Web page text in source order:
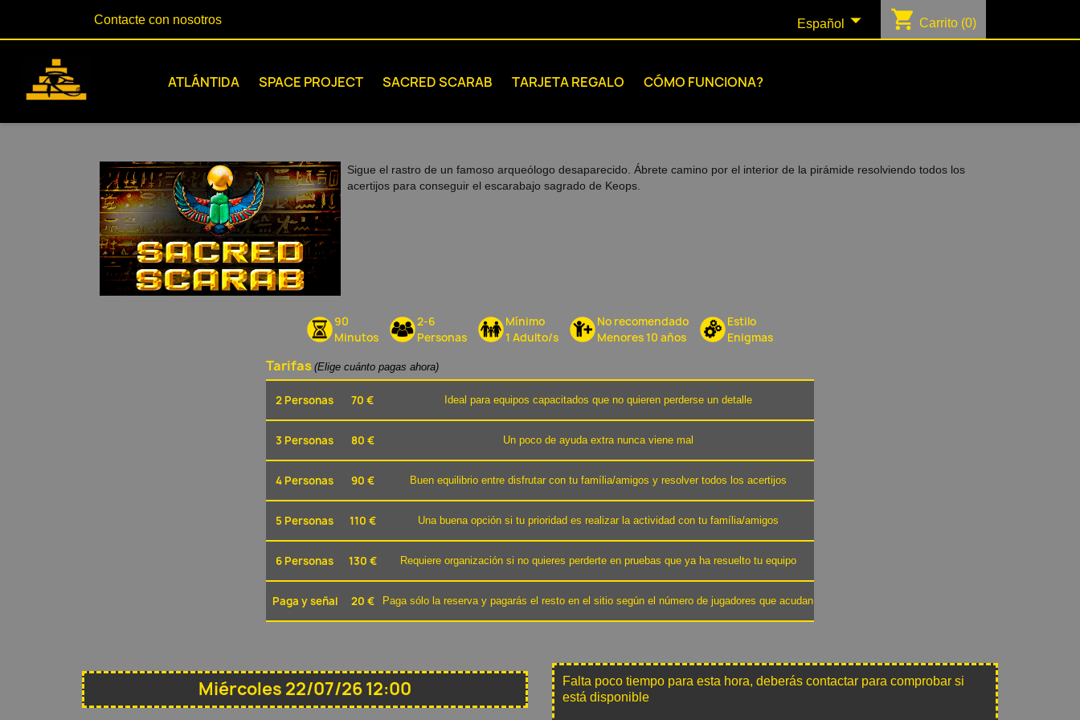
Contacte con nosotros Español shopping_cart Carrito (0)
ATLÁNTIDA SPACE PROJECT SACRED SCARAB TARJETA REGALO CÓMO FUNCIONA?
Sigue el rastro de un famoso arqueólogo desaparecido. Ábrete camino por el interior de la pirámide resolviendo todos los
acertijos para conseguir el escarabajo sagrado de Keops.
90
Minutos
2-6
Personas
Mínimo
1 Adulto/s
No recomendado
Menores 10 años
Estilo
Enigmas
Tarifas (Elige cuánto pagas ahora)
2 Personas 70 € Ideal para equipos capacitados que no quieren perderse un detalle
3 Personas 80 € Un poco de ayuda extra nunca viene mal
4 Personas 90 € Buen equilibrio entre disfrutar con tu família/amigos y resolver todos los acertijos
5 Personas 110 € Una buena opción si tu prioridad es realizar la actividad con tu família/amigos
6 Personas 130 € Requiere organización si no quieres perderte en pruebas que ya ha resuelto tu equipo
Paga y señal 20 € Paga sólo la reserva y pagarás el resto en el sitio según el número de jugadores que acudan
Miércoles 22/07/26 12:00
Falta poco tiempo para esta hora, deberás contactar para comprobar si
está disponible